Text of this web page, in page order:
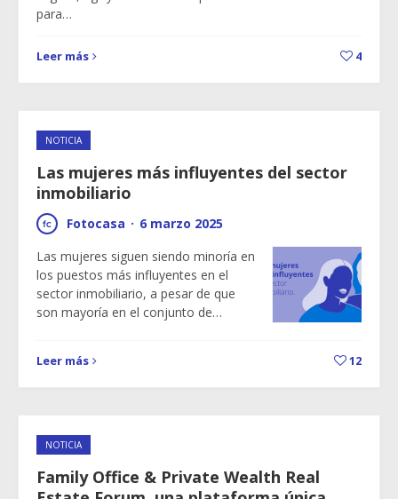
para…
Leer más 4
NOTICIA
Las mujeres más influyentes del sector
inmobiliario
Fotocasa · 6 marzo 2025
Las mujeres siguen siendo minoría en
los puestos más influyentes en el
sector inmobiliario, a pesar de que
son mayoría en el conjunto de…
Leer más 12
NOTICIA
Family Office & Private Wealth Real